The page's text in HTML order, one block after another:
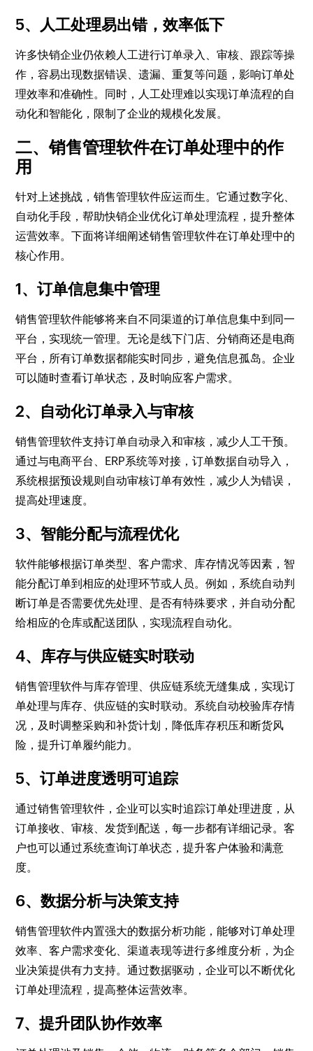
5、人工处理易出错，效率低下
许多快销企业仍依赖人工进行订单录入、审核、跟踪等操
作，容易出现数据错误、遗漏、重复等问题，影响订单处
理效率和准确性。同时，人工处理难以实现订单流程的自
动化和智能化，限制了企业的规模化发展。
二、销售管理软件在订单处理中的作
用
针对上述挑战，销售管理软件应运而生。它通过数字化、
自动化手段，帮助快销企业优化订单处理流程，提升整体
运营效率。下面将详细阐述销售管理软件在订单处理中的
核心作用。
1、订单信息集中管理
销售管理软件能够将来自不同渠道的订单信息集中到同一
平台，实现统一管理。无论是线下门店、分销商还是电商
平台，所有订单数据都能实时同步，避免信息孤岛。企业
可以随时查看订单状态，及时响应客户需求。
2、自动化订单录入与审核
销售管理软件支持订单自动录入和审核，减少人工干预。
通过与电商平台、ERP系统等对接，订单数据自动导入，
系统根据预设规则自动审核订单有效性，减少人为错误，
提高处理速度。
3、智能分配与流程优化
软件能够根据订单类型、客户需求、库存情况等因素，智
能分配订单到相应的处理环节或人员。例如，系统自动判
断订单是否需要优先处理、是否有特殊要求，并自动分配
给相应的仓库或配送团队，实现流程自动化。
4、库存与供应链实时联动
销售管理软件与库存管理、供应链系统无缝集成，实现订
单处理与库存、供应链的实时联动。系统自动校验库存情
况，及时调整采购和补货计划，降低库存积压和断货风
险，提升订单履约能力。
5、订单进度透明可追踪
通过销售管理软件，企业可以实时追踪订单处理进度，从
订单接收、审核、发货到配送，每一步都有详细记录。客
户也可以通过系统查询订单状态，提升客户体验和满意
度。
6、数据分析与决策支持
销售管理软件内置强大的数据分析功能，能够对订单处理
效率、客户需求变化、渠道表现等进行多维度分析，为企
业决策提供有力支持。通过数据驱动，企业可以不断优化
订单处理流程，提高整体运营效率。
7、提升团队协作效率